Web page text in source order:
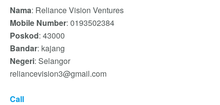
Nama: Reliance Vision Ventures
Mobile Number: 0193502384
Poskod: 43000
Bandar: kajang
Negeri: Selangor
reliancevision3@gmail.com
Call